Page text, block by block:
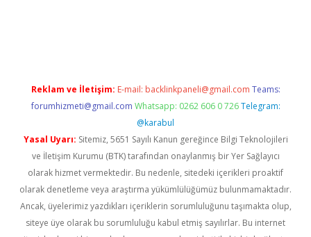
Reklam ve İletişim: E-mail: backlinkpaneli@gmail.com Teams:
forumhizmeti@gmail.com Whatsapp: 0262 606 0 726 Telegram:
@karabul
Yasal Uyarı: Sitemiz, 5651 Sayılı Kanun gereğince Bilgi Teknolojileri
ve İletişim Kurumu (BTK) tarafından onaylanmış bir Yer Sağlayıcı
olarak hizmet vermektedir. Bu nedenle, sitedeki içerikleri proaktif
olarak denetleme veya araştırma yükümlülüğümüz bulunmamaktadır.
Ancak, üyelerimiz yazdıkları içeriklerin sorumluluğunu taşımakta olup,
siteye üye olarak bu sorumluluğu kabul etmiş sayılırlar. Bu internet